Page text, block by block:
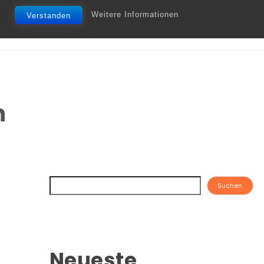
Verstanden Weitere Informationen
Suchen